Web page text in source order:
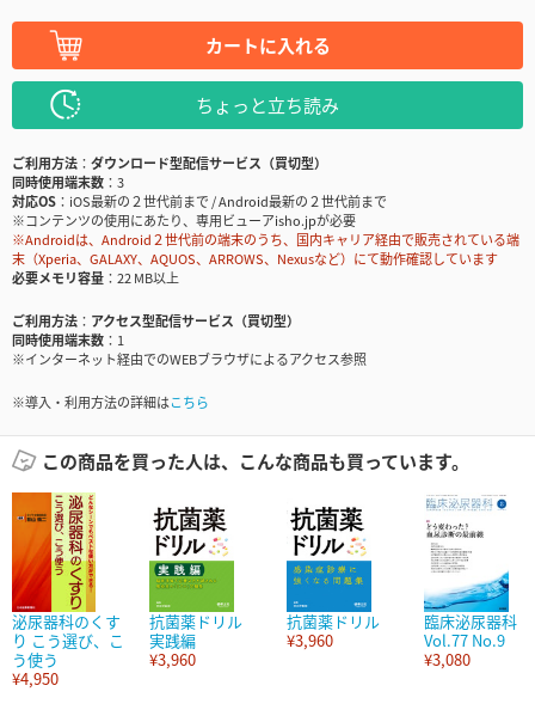
カートに入れる
ちょっと立ち読み
ご利用方法
ダウンロード型配信サービス（買切型）
同時使用端末数
3
対応OS
iOS最新の２世代前まで / Android最新の２世代前まで
※コンテンツの使用にあたり、専用ビューアisho.jpが必要
※Androidは、Android２世代前の端末のうち、国内キャリア経由で販売されている端
末（Xperia、GALAXY、AQUOS、ARROWS、Nexusなど）にて動作確認しています
必要メモリ容量
22 MB以上
ご利用方法
アクセス型配信サービス（買切型）
同時使用端末数
1
※インターネット経由でのWEBブラウザによるアクセス参照
※導入・利用方法の詳細はこちら
この商品を買った人は、こんな商品も買っています。
泌尿器科のくす
り こう選び、こ
う使う
¥4,950
抗菌薬ドリル
実践編
¥3,960
抗菌薬ドリル
¥3,960
臨床泌尿器科
Vol.77 No.9
¥3,080